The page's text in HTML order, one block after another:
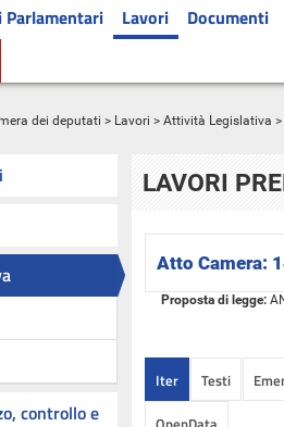
Parlamentari Lavori Documenti
dei deputati > Lavori > Attività Legislativa >
controllo e
LAVORI
Atto Camera:
Proposta di legge:
Iter Testi